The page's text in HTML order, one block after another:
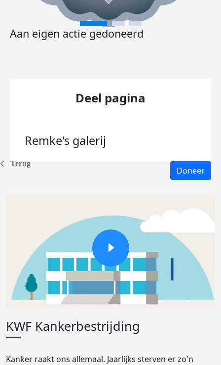
Terug
Aan eigen actie gedoneerd
Deel pagina
Remke's galerij
Doneer
KWF Kankerbestrijding
Kanker raakt ons allemaal. Jaarlijks sterven er zo'n